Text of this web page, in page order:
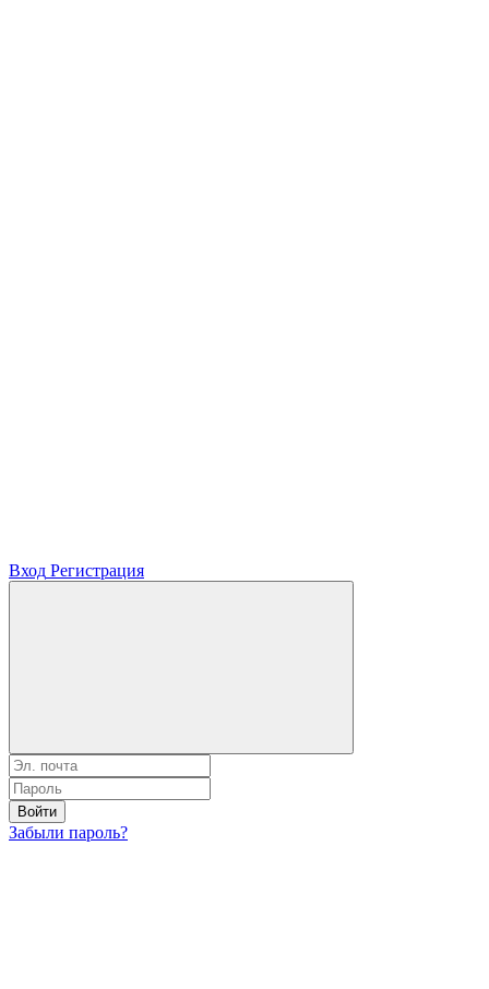
Вход Регистрация
Войти
Забыли пароль?